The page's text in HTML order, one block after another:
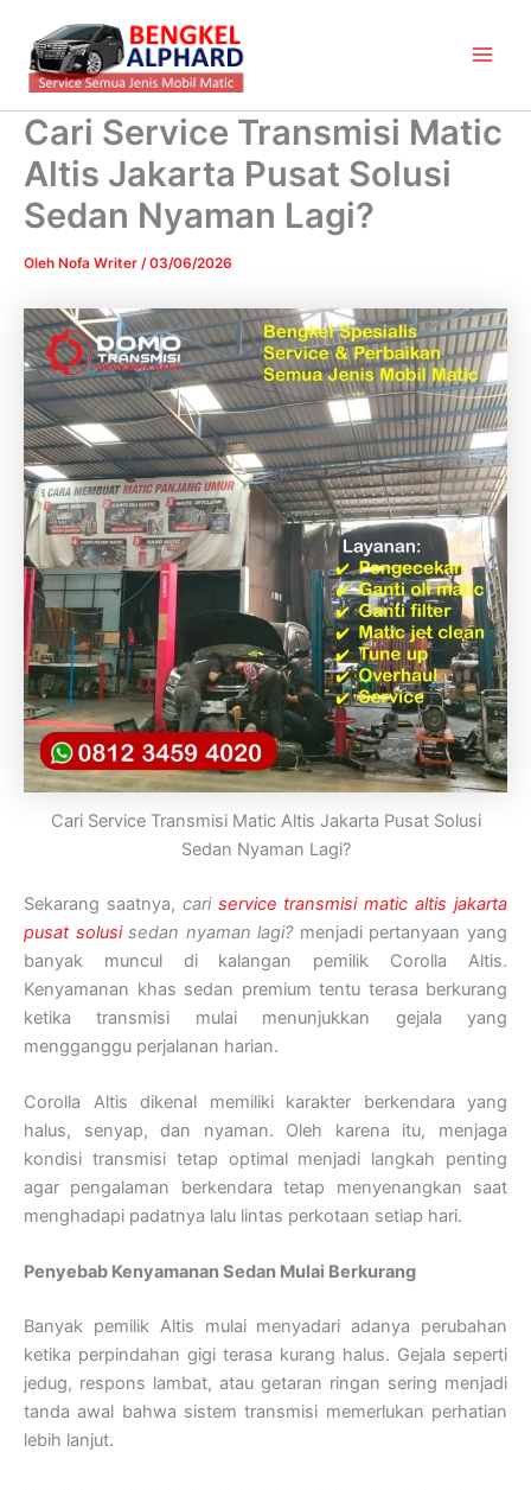
konten
Cari Service Transmisi Matic
Altis Jakarta Pusat Solusi
Sedan Nyaman Lagi?
Oleh Nofa Writer /03/06/2026
Cari Service Transmisi Matic Altis Jakarta Pusat Solusi
Sedan Nyaman Lagi?
Sekarang saatnya, cari service transmisi matic altis jakarta
pusat solusisedan nyaman lagi?menjadi pertanyaan yang
banyak muncul di kalangan pemilik Corolla Altis.
Kenyamanan khas sedan premium tentu terasa berkurang
ketika transmisi mulai menunjukkan gejala yang
mengganggu perjalanan harian.
Corolla Altis dikenal memiliki karakter berkendara yang
halus, senyap, dan nyaman. Oleh karena itu, menjaga
kondisi transmisi tetap optimal menjadi langkah penting
agar pengalaman berkendara tetap menyenangkan saat
menghadapi padatnya lalu lintas perkotaan setiap hari.
Penyebab Kenyamanan Sedan Mulai Berkurang
Banyak pemilik Altis mulai menyadari adanya perubahan
ketika perpindahan gigi terasa kurang halus. Gejala seperti
jedug, respons lambat, atau getaran ringan sering menjadi
tanda awal bahwa sistem transmisi memerlukan perhatian
lebih lanjut.